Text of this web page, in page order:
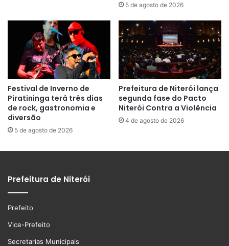
5 de agosto de 2026
Festival de Inverno de
Piratininga terá três dias
de rock, gastronomia e
diversão
5 de agosto de 2026
Prefeitura de Niterói lança
segunda fase do Pacto
Niterói Contra a Violência
4 de agosto de 2026
Prefeitura de Niterói
Prefeito
Vice-Prefeito
Secretarias Municipais